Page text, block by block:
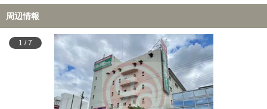
周辺情報
1 /7